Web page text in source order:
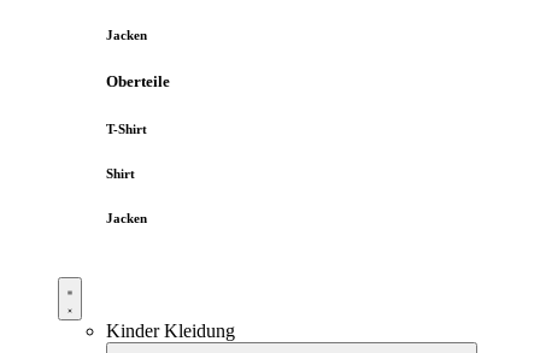
Jacken
Oberteile
T-Shirt
Shirt
Jacken
Kinder Kleidung